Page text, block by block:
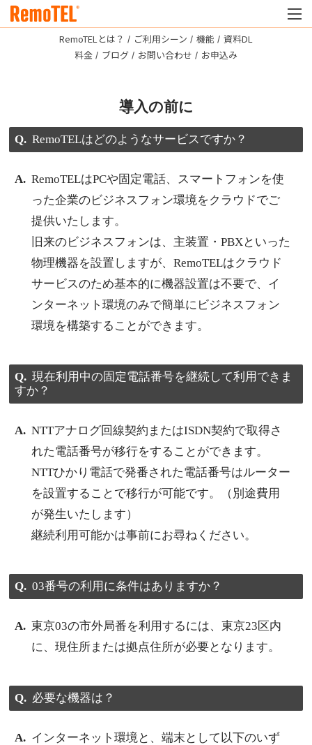
RemoTELとは？ ご利用シーン 機能
資料DL
料金
ブログ お問い合わせ お申込み
導入の前に
RemoTELはどのようなサービスですか？
RemoTELはPCや固定電話、スマートフォンを使
った企業のビジネスフォン環境をクラウドでご
提供いたします。
旧来のビジネスフォンは、主装置・PBXといった
物理機器を設置しますが、RemoTELはクラウド
サービスのため基本的に機器設置は不要で、イ
ンターネット環境のみで簡単にビジネスフォン
環境を構築することができます。
現在利用中の固定電話番号を継続して利用できま
すか？
NTTアナログ回線契約またはISDN契約で取得さ
れた電話番号が移行をすることができます。
NTTひかり電話で発番された電話番号はルーター
を設置することで移行が可能です。（別途費用
が発生いたします）
継続利用可能かは事前にお尋ねください。
03番号の利用に条件はありますか？
東京03の市外局番を利用するには、東京23区内
に、現住所または拠点住所が必要となります。
必要な機器は？
インターネット環境と、端末として以下のいず